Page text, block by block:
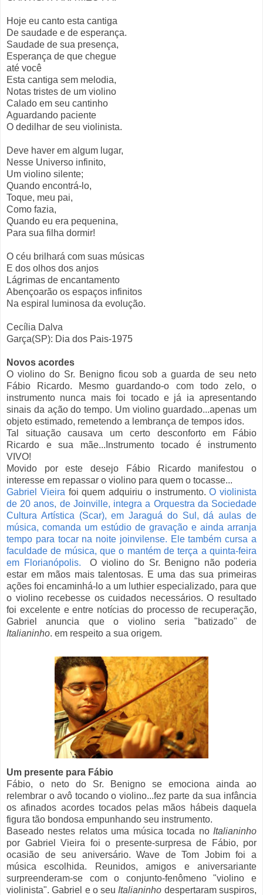
Hoje eu canto esta cantiga
De saudade e de esperança.
Saudade de sua presença,
Esperança de que chegue
até você
Esta cantiga sem melodia,
Notas tristes de um violino
Calado em seu cantinho
Aguardando paciente
O dedilhar de seu violinista.
Deve haver em algum lugar,
Nesse Universo infinito,
Um violino silente;
Quando encontrá-lo,
Toque, meu pai,
Como fazia,
Quando eu era pequenina,
Para sua filha dormir!
O céu brilhará com suas músicas
E dos olhos dos anjos
Lágrimas de encantamento
Abençoarão os espaços infinitos
Na espiral luminosa da evolução.
Cecília Dalva
Garça(SP): Dia dos Pais-1975
Novos acordes
O violino do Sr. Benigno ficou sob a guarda de seu neto
Fábio Ricardo. Mesmo guardando-o com todo zelo, o
instrumento nunca mais foi tocado e já ia apresentando
sinais da ação do tempo. Um violino guardado...apenas um
objeto estimado, remetendo a lembrança de tempos idos.
Tal situação causava um certo desconforto em Fábio
Ricardo e sua mãe...Instrumento tocado é instrumento
VIVO!
Movido por este desejo Fábio Ricardo manifestou o
interesse em repassar o violino para quem o tocasse...
Gabriel Vieira foi quem adquiriu o instrumento.O violinista
de 20 anos, de Joinville, integra a Orquestra da Sociedade
Cultura Artística (Scar), em Jaraguá do Sul, dá aulas de
música, comanda um estúdio de gravação e ainda arranja
tempo para tocar na noite joinvilense. Ele também cursa a
faculdade de música, que o mantém de terça a quinta-feira
em Florianópolis.
O violino do Sr. Benigno não poderia
estar em mãos mais talentosas. E uma das sua primeiras
ações foi encaminhá-lo a um luthier especializado, para que
o violino recebesse os cuidados necessários. O resultado
foi excelente e entre notícias do processo de recuperação,
Gabriel anuncia que o violino seria "batizado" de
Italianinho. em respeito a sua origem.
Um presente para Fábio
Fábio, o neto do Sr. Benigno se emociona ainda ao
relembrar o avô tocando o violino...fez parte da sua infância
os afinados acordes tocados pelas mãos hábeis daquela
figura tão bondosa empunhando seu instrumento.
Baseado nestes relatos uma música tocada no Italianinho
por Gabriel Vieira foi o presente-surpresa de Fábio, por
ocasião de seu aniversário. Wave de Tom Jobim foi a
música escolhida. Reunidos, amigos e aniversariante
surpreenderam-se com o conjunto-fenômeno "violino e
violinista". Gabriel e o seu Italianinho despertaram suspiros,